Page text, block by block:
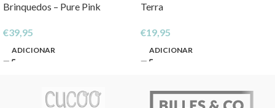
Brinquedos – Pure Pink
€39,95
ADICIONAR
Terra
€19,95
ADICIONAR